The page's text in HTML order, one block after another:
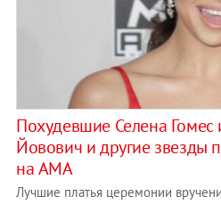
Похудевшие Селена Гомес
Йовович и другие звезды
на AMA
Лучшие платья церемонии